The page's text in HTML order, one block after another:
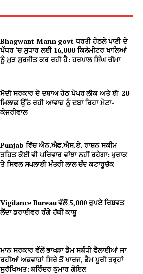
Bhagwant Mann govt ਧਰਤੀ ਹੇਠਲੇ ਪਾਣੀ ਦੇ
ਪੱਧਰ ‘ਚ ਸੁਧਾਰ ਲਈ 16,000 ਕਿਲੋਮੀਟਰ ਖਾਲਿਆਂ
ਨੂੰ ਮੁੜ ਸੁਰਜੀਤ ਕਰ ਰਹੀ ਹੈ: ਹਰਪਾਲ ਸਿੰਘ ਚੀਮਾ
ਮੋਦੀ ਸਰਕਾਰ ਦੇ ਦਬਾਅ ਹੇਠ ਪੇਪਰ ਲੀਕ ਅਤੇ ਈ-20
ਖ਼ਿਲਾਫ਼ ਉੱਠ ਰਹੀ ਆਵਾਜ਼ ਨੂੰ ਦਬਾ ਰਿਹਾ ਮੇਟਾ-
ਕੇਜਰੀਵਾਲ
Punjab ਵਿੱਚ ਐਨ.ਐਫ.ਐਸ.ਏ. ਰਾਸ਼ਨ ਸਕੀਮ
ਤਹਿਤ ਕੋਈ ਵੀ ਪਰਿਵਾਰ ਵਾਂਝਾ ਨਹੀਂ ਰਹੇਗਾ: ਖੁਰਾਕ
ਤੇ ਸਿਵਲ ਸਪਲਾਈ ਮੰਤਰੀ ਲਾਲ ਚੰਦ ਕਟਾਰੂਚੱਕ
Vigilance Bureau ਵੱਲੋਂ 5,000 ਰੁਪਏ ਰਿਸ਼ਵਤ
ਲੈਂਦਾ ਡਰਾਈਵਰ ਰੰਗੇ ਹੱਥੀਂ ਕਾਬੂ
ਮਾਨ ਸਰਕਾਰ ਵੱਲੋਂ ਭਾਖੜਾ ਡੈਮ ਸਬੰਧੀ ਫੈਲਾਈਆਂ ਜਾ
ਰਹੀਆਂ ਅਫ਼ਵਾਹਾਂ ਸਿਰੇ ਤੋਂ ਖਾਰਜ, ਡੈਮ ਪੂਰੀ ਤਰ੍ਹਾਂ
ਸੁਰੱਖਿਅਤ: ਬਰਿੰਦਰ ਕੁਮਾਰ ਗੋਇਲ